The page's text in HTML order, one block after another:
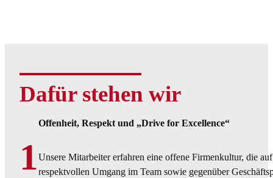
Dafür stehen wir
1
Offenheit, Respekt und „Drive for Excellence“
Unsere Mitarbeiter erfahren eine offene Firmenkultur, die
respektvollen Umgang im Team sowie gegenüber